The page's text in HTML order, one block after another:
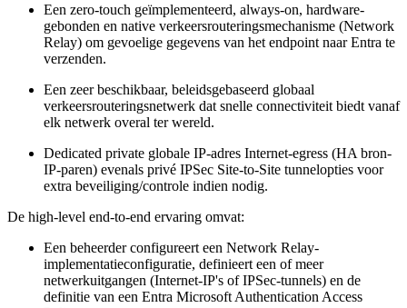
Een zero-touch geïmplementeerd, always-on, hardware-
gebonden en native verkeersrouteringsmechanisme (Network
Relay) om gevoelige gegevens van het endpoint naar Entra te
verzenden.
Een zeer beschikbaar, beleidsgebaseerd globaal
verkeersrouteringsnetwerk dat snelle connectiviteit biedt vanaf
elk netwerk overal ter wereld.
Dedicated private globale IP-adres Internet-egress (HA bron-
IP-paren) evenals privé IPSec Site-to-Site tunnelopties voor
extra beveiliging/controle indien nodig.
De high-level end-to-end ervaring omvat:
Een beheerder configureert een Network Relay-
implementatieconfiguratie, definieert een of meer
netwerkuitgangen (Internet-IP's of IPSec-tunnels) en de
definitie van een Entra Microsoft Authentication Access